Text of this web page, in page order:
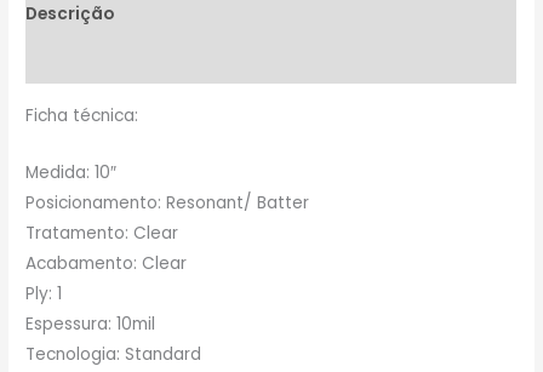
Descrição
Ficha técnica:
Medida: 10″
Posicionamento: Resonant/ Batter
Tratamento: Clear
Acabamento: Clear
Ply: 1
Espessura: 10mil
Tecnologia: Standard